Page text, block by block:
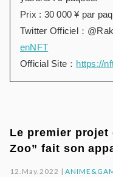
Prix : 30 000 ¥ par
Twitter Officiel：
enNFT
Official Site： https://
Le premier projet
Zoo” fait son
12.May.2022 |